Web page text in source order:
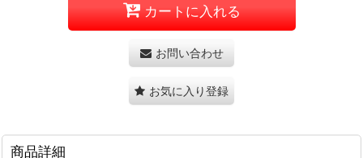
カートに入れる
お問い合わせ
お気に入り登録
商品詳細